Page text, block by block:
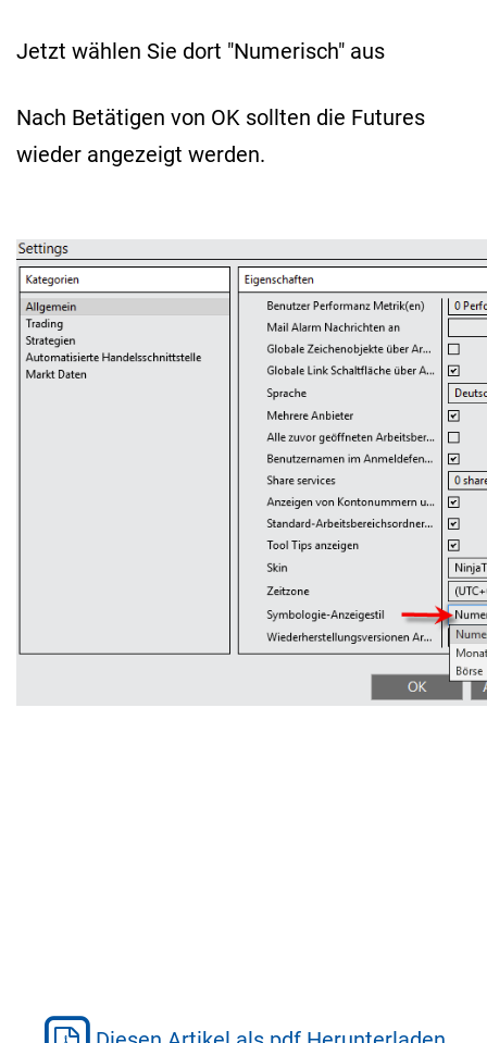
Jetzt wählen Sie dort "Numerisch" aus
Nach Betätigen von OK sollten die Futures
wieder angezeigt werden.